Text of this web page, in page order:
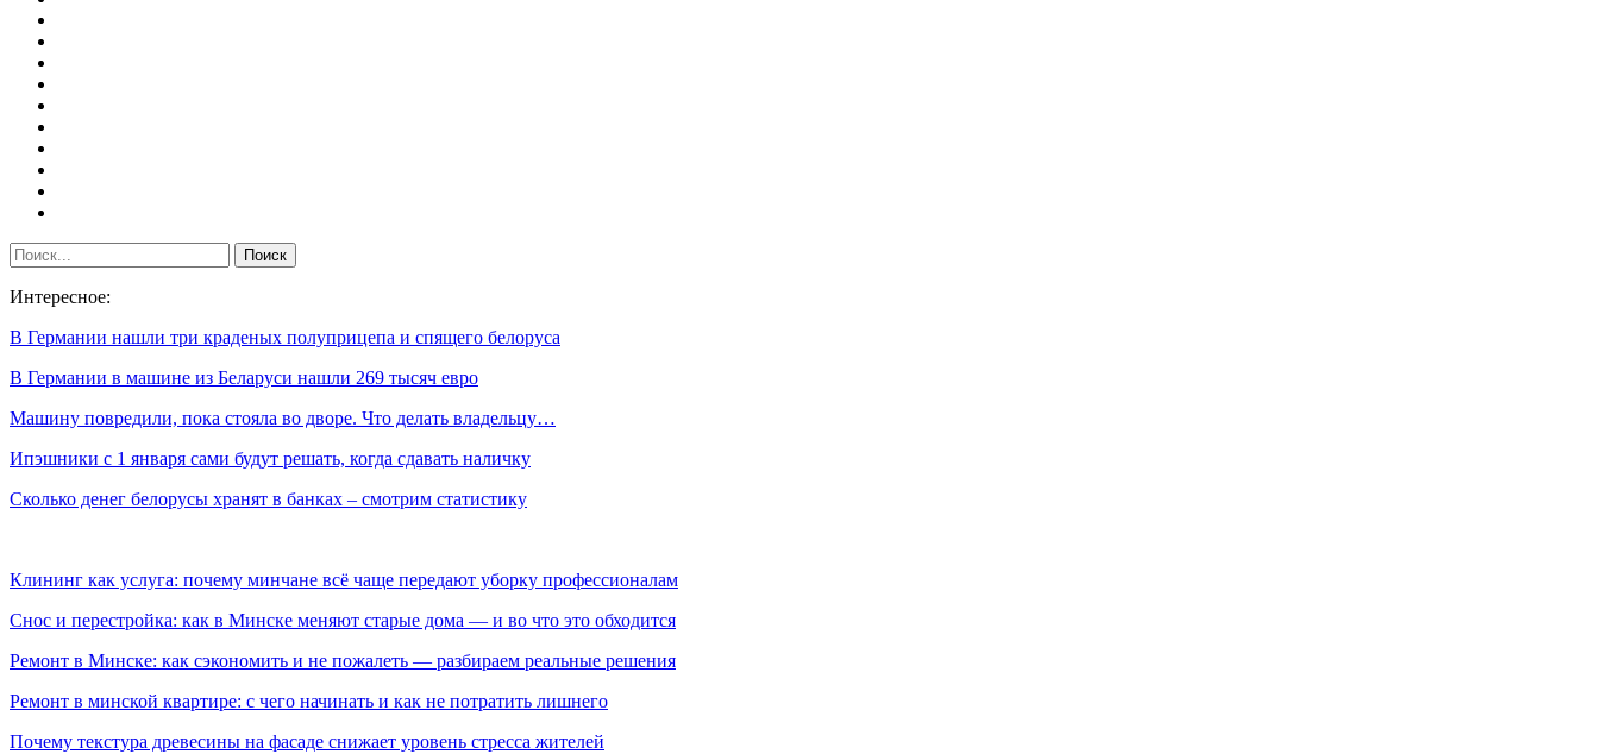
Интересное:
В Германии нашли три краденых полуприцепа и спящего белоруса
В Германии в машине из Беларуси нашли 269 тысяч евро
Машину повредили, пока стояла во дворе. Что делать владельцу…
Ипэшники с 1 января сами будут решать, когда сдавать наличку
Сколько денег белорусы хранят в банках – смотрим статистику
Клининг как услуга: почему минчане всё чаще передают уборку профессионалам
Снос и перестройка: как в Минске меняют старые дома — и во что это обходится
Ремонт в Минске: как сэкономить и не пожалеть — разбираем реальные решения
Ремонт в минской квартире: с чего начинать и как не потратить лишнего
Почему текстура древесины на фасаде снижает уровень стресса жителей